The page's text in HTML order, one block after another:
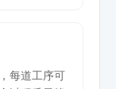
每道工序可